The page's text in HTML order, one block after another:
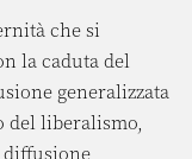
che si
la caduta del
generalizzata
del liberalismo,
diffusione